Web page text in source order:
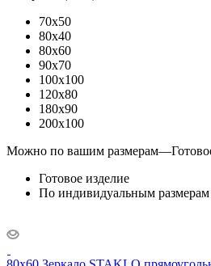
70x50
80x40
80x60
90x70
100x100
120x80
180x90
200x100
Можно по вашим размерам—
Готовое изделие
По индивидуальным размерам